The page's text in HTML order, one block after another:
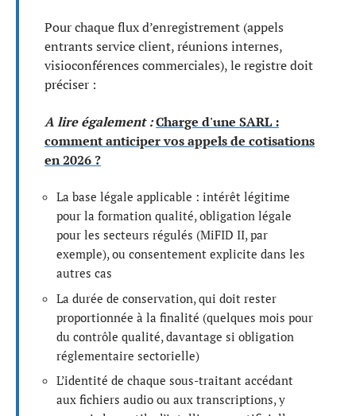
Pour chaque flux d’enregistrement (appels
entrants service client, réunions internes,
visioconférences commerciales), le registre doit
préciser :
A lire également :Charge d'une SARL :
comment anticiper vos appels de cotisations
en 2026 ?
La base légale applicable : intérêt légitime
pour la formation qualité, obligation légale
pour les secteurs régulés (MiFID II, par
exemple), ou consentement explicite dans les
autres cas
La durée de conservation, qui doit rester
proportionnée à la finalité (quelques mois pour
du contrôle qualité, davantage si obligation
réglementaire sectorielle)
L’identité de chaque sous-traitant accédant
aux fichiers audio ou aux transcriptions, y